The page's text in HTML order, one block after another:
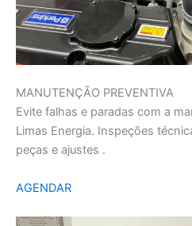
MANUTENÇÃO PREVENTIVA
Evite falhas e paradas com a
Limas Energia. Inspeções
peças e ajustes .
AGENDAR